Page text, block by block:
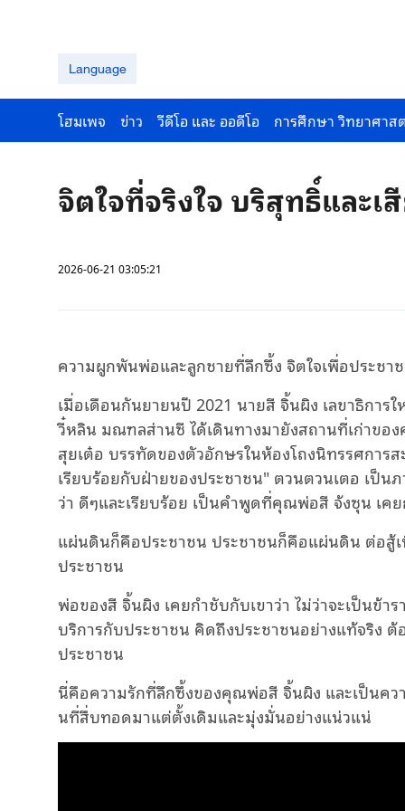
Language
โฮมเพจ ข่าว วีดีโอ และ ออดีโอ การศึกษา วิทยาศาส
จิตใจที่จริงใจ บริสุทธิ์และเ
2026-06-21 03:05:21
ความผูกพันพ่อและลูกชายที่ลึกซึ้ง จิตใจเพื่อประชา
เมื่อเดือนกันยายนปี 2021 นายสี จิ้นผิง เลขาธิกา
วี๋หลิน มณฑลส่านซี ได้เดินทางมายังสถานที่เก่าขอ
สุยเต๋อ บรรทัดของตัวอักษรในห้องโถงนิทรรศกา
เรียบร้อยกับฝ่ายของประชาชน" ตวนตวนเตอ เป็
ว่า ดีๆและเรียบร้อย เป็นคําพูดที่คุณพ่อสี จ้งซุน เค
แผ่นดินก็คือประชาชน ประชาชนก็คือแผ่นดิน ต่อสู้
ประชาชน
พ่อของสี จิ้นผิง เคยกำชับกับเขาว่า ไม่ว่าจะเป็นข้
บริการกับประชาชน คิดถึงประชาชนอย่างแท้จริง
ประชาชน
นี่คือความรักที่ลึกซึ้งของคุณพ่อสี จิ้นผิง และเป็นค
นที่สื่บทอดมาแต่ตั้งเดิมและมุ่งมั่นอย่างแน่วแน่